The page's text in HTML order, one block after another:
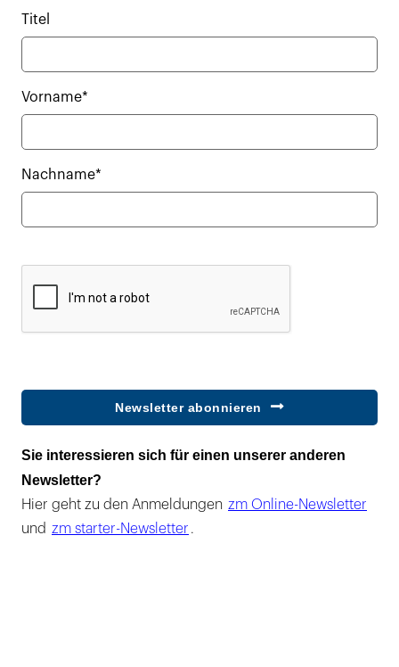
Titel
Vorname*
Nachname*
Newsletter abonnieren
Sie interessieren sich für einen unserer anderen
Newsletter?
Hier geht zu den Anmeldungen zm Online-Newsletter
und zm starter-Newsletter .